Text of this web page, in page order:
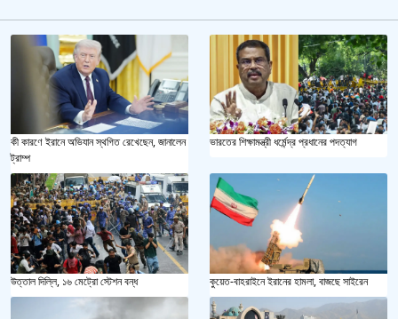
কী কারণে ইরানে অভিযান স্থগিত রেখেছেন, জানালেন
ট্রাম্প
ভারতের শিক্ষামন্ত্রী ধর্মেন্দ্র প্রধানের পদত্যাগ
উত্তাল দিল্লি, ১৬ মেট্রো স্টেশন বন্ধ কুয়েত-বাহরাইনে ইরানের হামলা, বাজছে সাইরেন